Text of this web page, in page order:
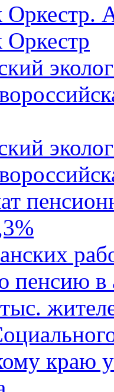
Оркестр.
Оркестр
в
краю